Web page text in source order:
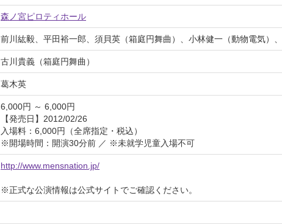
森ノ宮ピロティホール
前川紘毅、平田裕一郎、須貝英（箱庭円舞曲）、小林健一（動物電気）
古川貴義（箱庭円舞曲）
葛木英
6,000円 ～ 6,000円
【発売日】2012/02/26
入場料：6,000円（全席指定・税込）
※開場時間：開演30分前 ／ ※未就学児童入場不可
http://www.mensnation.jp/
※正式な公演情報は公式サイトでご確認ください。